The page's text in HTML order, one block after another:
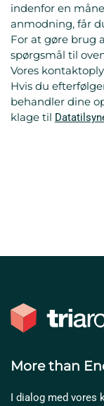
indenfor en
anmodning, får
For at gøre brug
spørgsmål til
Vores
Hvis du
behandler dine
klage til
More than
I dialog med vores